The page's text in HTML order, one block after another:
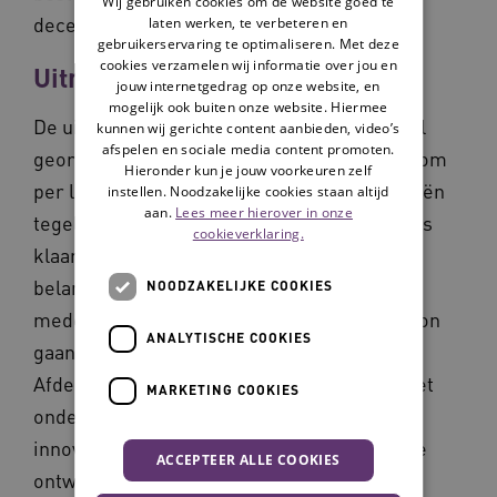
decentrale personele inzet.
Uitrol en borging
De uitvoering is bij De Zorggroep decentraal
georganiseerd. De organisatie koos ervoor om
per locatie alle 5 geselecteerde technologieën
tegelijk in te voeren. Inmiddels zijn 4 locaties
klaar, 4 andere volgen. Anouk benadrukt het
belang van normalisering: ‘We willen dat
medewerkers zorgtechnologie net zo gewoon
gaan vinden als een steunkoushulpmiddel’.
Afdelingen worden verantwoordelijk voor het
onderhoud van technologie, zodat de
innovatieafdeling zich kan richten op nieuwe
ontwikkelingen.
laten werken, te verbeteren en
gebruikerservaring te optimaliseren. Met deze
cookies verzamelen wij informatie over jou en
jouw internetgedrag op onze website, en
mogelijk ook buiten onze website. Hiermee
kunnen wij gerichte content aanbieden, video’s
afspelen en sociale media content promoten.
Hieronder kun je jouw voorkeuren zelf
instellen. Noodzakelijke cookies staan altijd
aan. Lees meer hierover in onze
cookieverklaring.
NOODZAKELIJKE COOKIES
ANALYTISCHE COOKIES
MARKETING COOKIES
ACCEPTEER ALLE COOKIES